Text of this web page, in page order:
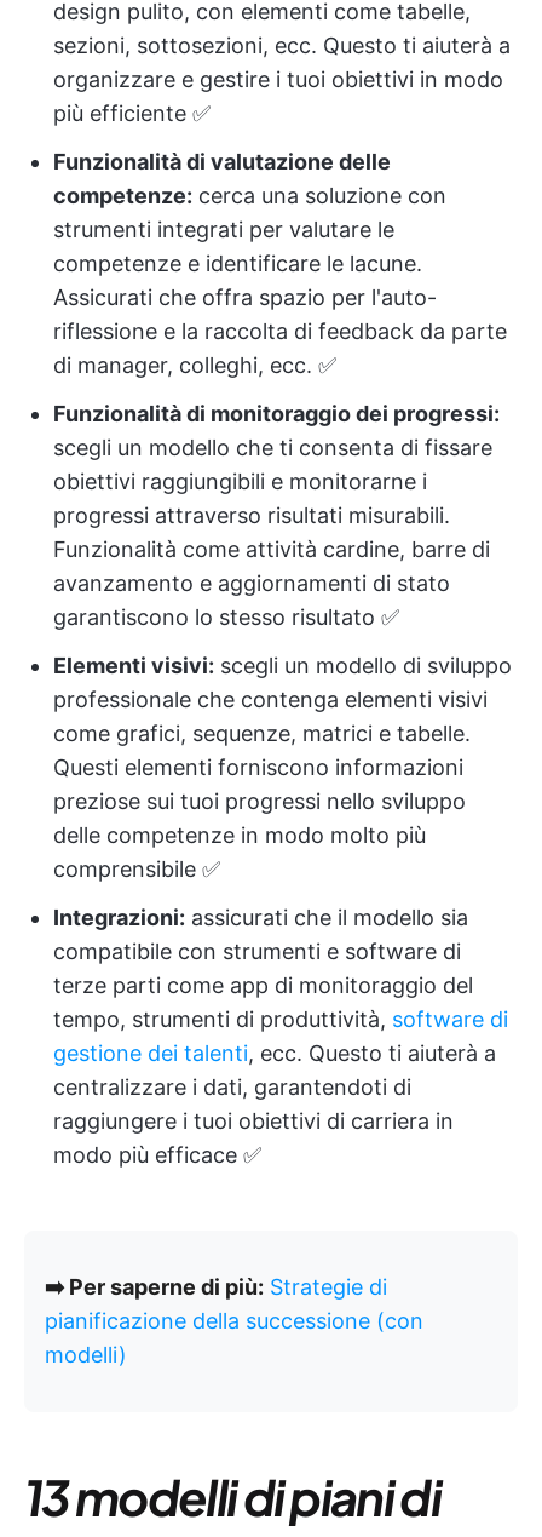
design pulito, con elementi come tabelle,
sezioni, sottosezioni, ecc. Questo ti aiuterà a
organizzare e gestire i tuoi obiettivi in modo
più efficiente ✅
Funzionalità di valutazione delle
competenze: cerca una soluzione con
strumenti integrati per valutare le
competenze e identificare le lacune.
Assicurati che offra spazio per l'auto-
riflessione e la raccolta di feedback da parte
di manager, colleghi, ecc. ✅
Funzionalità di monitoraggio dei progressi:
scegli un modello che ti consenta di fissare
obiettivi raggiungibili e monitorarne i
progressi attraverso risultati misurabili.
Funzionalità come attività cardine, barre di
avanzamento e aggiornamenti di stato
garantiscono lo stesso risultato ✅
Elementi visivi: scegli un modello di sviluppo
professionale che contenga elementi visivi
come grafici, sequenze, matrici e tabelle.
Questi elementi forniscono informazioni
preziose sui tuoi progressi nello sviluppo
delle competenze in modo molto più
comprensibile ✅
Integrazioni: assicurati che il modello sia
compatibile con strumenti e software di
terze parti come app di monitoraggio del
tempo, strumenti di produttività, software di
gestione dei talenti, ecc. Questo ti aiuterà a
centralizzare i dati, garantendoti di
raggiungere i tuoi obiettivi di carriera in
modo più efficace ✅
➡️ Per saperne di più: Strategie di
pianificazione della successione (con
modelli)
13 modelli di piani di